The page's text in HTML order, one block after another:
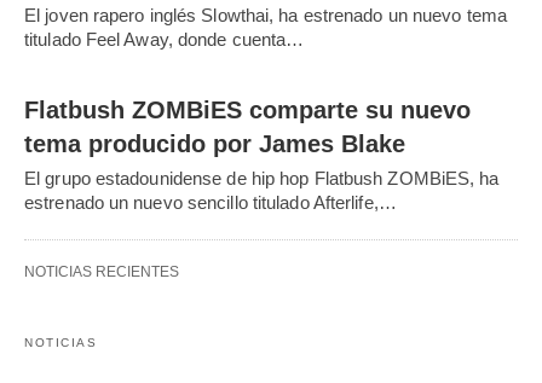
El joven rapero inglés Slowthai, ha estrenado un nuevo tema
titulado Feel Away, donde cuenta…
Flatbush ZOMBiES comparte su nuevo
tema producido por James Blake
El grupo estadounidense de hip hop Flatbush ZOMBiES, ha
estrenado un nuevo sencillo titulado Afterlife,…
NOTICIAS RECIENTES
NOTICIAS